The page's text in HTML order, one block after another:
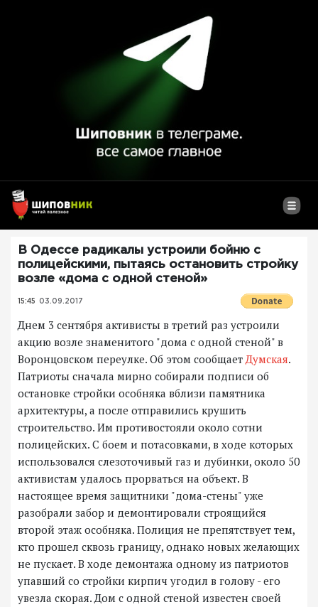
В Одессе радикалы устроили бойню с
полицейскими, пытаясь остановить стройку
возле «дома с одной стеной»
15:45 03.09.2017
Днем 3 сентября активисты в третий раз устроили
акцию возле знаменитого "дома с одной стеной" в
Воронцовском переулке. Об этом сообщаетДумская.
Патриоты сначала мирно собирали подписи об
остановке стройки особняка вблизи памятника
архитектуры, а после отправились крушить
строительство. Им противостояли около сотни
полицейских. С боем и потасовками, в ходе которых
использовался слезоточивый газ и дубинки, около 50
активистам удалось прорваться на объект. В
настоящее время защитники "дома-стены" уже
разобрали забор и демонтировали строящийся
второй этаж особняка. Полиция не препятствует тем,
кто прошел сквозь границу, однако новых желающих
не пускает. В ходе демонтажа одному из патриотов
упавший со стройки кирпич угодил в голову - его
увезла скорая. Дом с одной стеной известен своей